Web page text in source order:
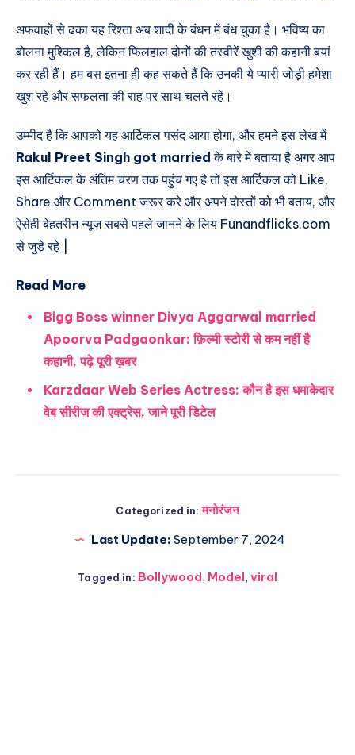
अफवाहों से ढका यह रिश्ता अब शादी के बंधन में बंध चुका है। भविष्य का
बोलना मुश्किल है, लेकिन फिलहाल दोनों की तस्वीरें खुशी की कहानी बयां
कर रही हैं। हम बस इतना ही कह सकते हैं कि उनकी ये प्यारी जोड़ी हमेशा
खुश रहे और सफलता की राह पर साथ चलते रहें।
उम्मीद है कि आपको यह आर्टिकल पसंद आया होगा, और हमने इस लेख में
Rakul Preet Singh got married के बारे में बताया है अगर आप
इस आर्टिकल के अंतिम चरण तक पहुंच गए है तो इस आर्टिकल को Like,
Share और Comment जरूर करे और अपने दोस्तों को भी बताय, और
ऐसेही बेहतरीन न्यूज़ सबसे पहले जानने के लिय Funandflicks.com
से जुड़े रहे |
Read More
Bigg Boss winner Divya Aggarwal married
Apoorva Padgaonkar: फ़िल्मी स्टोरी से कम नहीं है
कहानी, पढ़े पूरी ख़बर
Karzdaar Web Series Actress: कौन है इस धमाकेदार
वेब सीरीज की एक्ट्रेस, जाने पूरी डिटेल
Categorized in: मनोरंजन
Last Update: September 7, 2024
Tagged in: Bollywood, Model, viral